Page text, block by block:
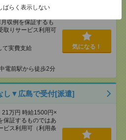
ばらく表示しない
万円 時給1550円×
収例を保証するも
取りサービス利用可
て実費支給
電前駅から徒歩2分
気になる！
し▼広島で受付[派遣]
万円 時給1500円×
証するものではあ
ビス利用可（利用条